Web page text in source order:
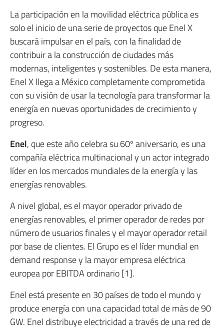
La participación en la movilidad eléctrica pública es
solo el inicio de una serie de proyectos que Enel X
buscará impulsar en el país, con la finalidad de
contribuir a la construcción de ciudades más
modernas, inteligentes y sostenibles. De esta manera,
Enel X llega a México completamente comprometida
con su visión de usar la tecnología para transformar la
energía en nuevas oportunidades de crecimiento y
progreso.
Enel, que este año celebra su 60º aniversario, es una
compañía eléctrica multinacional y un actor integrado
líder en los mercados mundiales de la energía y las
energías renovables.
A nivel global, es el mayor operador privado de
energías renovables, el primer operador de redes por
número de usuarios finales y el mayor operador retail
por base de clientes. El Grupo es el líder mundial en
demand response y la mayor empresa eléctrica
europea por EBITDA ordinario [1].
Enel está presente en 30 países de todo el mundo y
produce energía con una capacidad total de más de 90
GW. Enel distribuye electricidad a través de una red de